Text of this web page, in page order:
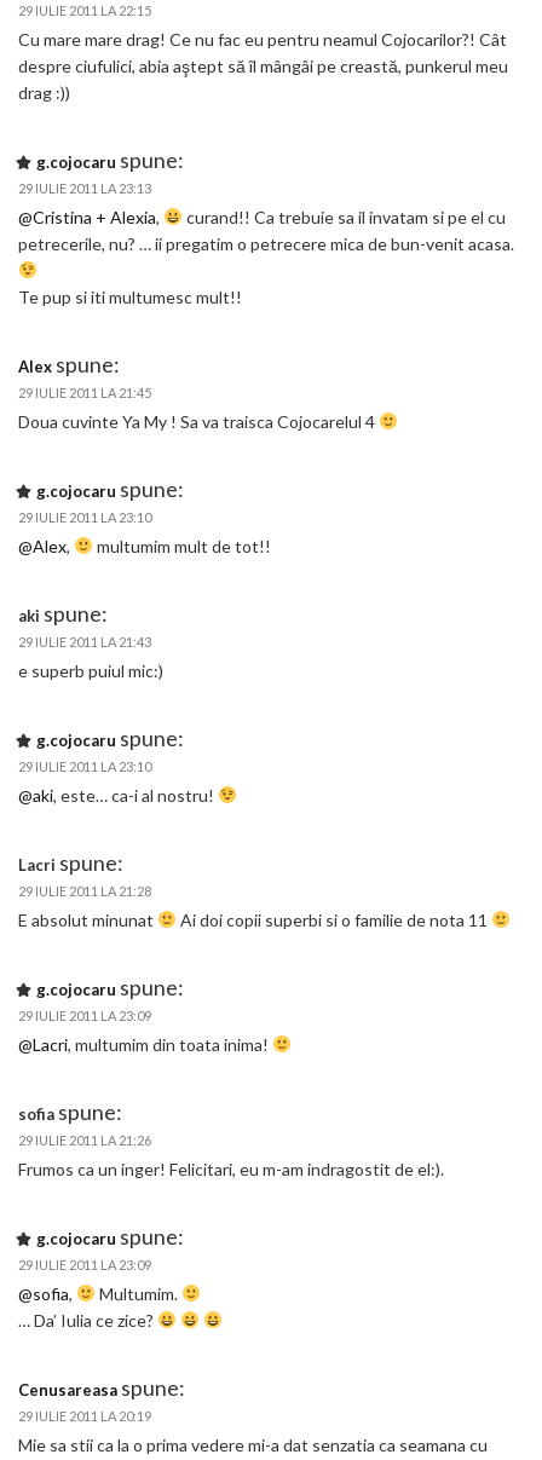
29 IULIE 2011 LA 22:15
Cu mare mare drag! Ce nu fac eu pentru neamul Cojocarilor?! Cât
despre ciufulici, abia aştept să îl mângâi pe creastă, punkerul meu
drag :))
g.cojocaru spune:
29 IULIE 2011 LA 23:13
@Cristina + Alexia,
curand!! Ca trebuie sa il invatam si pe el cu
petrecerile, nu? … ii pregatim o petrecere mica de bun-venit acasa.
Te pup si iti multumesc mult!!
Alex spune:
29 IULIE 2011 LA 21:45
Doua cuvinte Ya My ! Sa va traisca Cojocarelul 4
g.cojocaru spune:
29 IULIE 2011 LA 23:10
@Alex, multumim mult de tot!!
aki spune:
29 IULIE 2011 LA 21:43
e superb puiul mic:)
g.cojocaru spune:
29 IULIE 2011 LA 23:10
@aki, este… ca-i al nostru!
Lacri spune:
29 IULIE 2011 LA 21:28
E absolut minunat Ai doi copii superbi si o familie de nota 11
g.cojocaru spune:
29 IULIE 2011 LA 23:09
@Lacri, multumim din toata inima!
sofia spune:
29 IULIE 2011 LA 21:26
Frumos ca un inger! Felicitari, eu m-am indragostit de el:).
g.cojocaru spune:
29 IULIE 2011 LA 23:09
@sofia,
Multumim.
… Da’ Iulia ce zice?
Cenusareasa spune:
29 IULIE 2011 LA 20:19
Mie sa stii ca la o prima vedere mi-a dat senzatia ca seamana cu